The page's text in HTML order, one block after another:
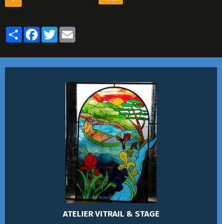
PartagerFacebook
Twitter
ATELIER VITRAIL & STAGE